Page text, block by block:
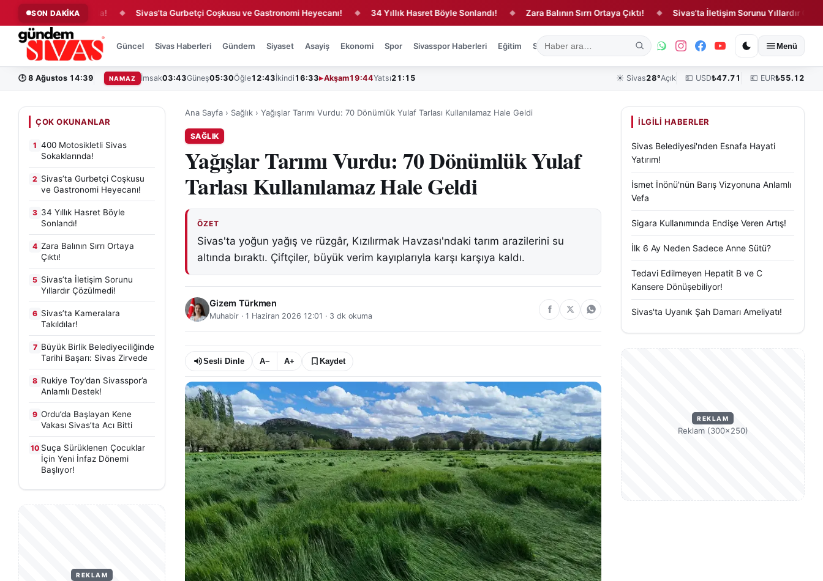
SON DAKİKA
Sokaklarında! Sivas’ta Gurbetçi Coşkusu ve Gastronomi Heyecanı! ◆ 34 Yıllık Hasret Böyle Sonlandı! ◆ Zara Balının Sırrı Ortaya Çıktı! ◆ Sivas’ta İletişim Sorunu Yıllardır Çözülmedi!
Güncel Sivas Haberleri Gündem Siyaset Asayiş Ekonomi Spor Sivasspor Haberleri Eğitim Sağlık Kültür, Sanat ve Tarih Yaşam Sivas Vefat Edenler Köşe
Menü
🕒 8 Ağustos 14:39 NAMAZ İmsak03:43Güneş05:30Öğle12:43İkindi 16:33 Akşam19:44Yatsı21:15 ☀️ Sivas28°Açık 💵 USD₺47.71 💶 EUR₺55.12
ÇOK OKUNANLAR
1 400 Motosikletli Sivas
Sokaklarında!
2 Sivas’ta Gurbetçi Coşkusu
ve Gastronomi Heyecanı!
3 34 Yıllık Hasret Böyle
Sonlandı!
4 Zara Balının Sırrı Ortaya
Çıktı!
5 Sivas’ta İletişim Sorunu
Yıllardır Çözülmedi!
6 Sivas’ta Kameralara
Takıldılar!
7 Büyük Birlik Belediyeciliğinde
Tarihi Başarı: Sivas Zirvede
8 Rukiye Toy’dan Sivasspor’a
Anlamlı Destek!
9 Ordu’da Başlayan Kene
Vakası Sivas’ta Acı Bitti
10 Suça Sürüklenen Çocuklar
İçin Yeni İnfaz Dönemi
Başlıyor!
REKLAM
Ana Sayfa › Sağlık › Yağışlar Tarımı Vurdu: 70 Dönümlük Yulaf Tarlası Kullanılamaz Hale Geldi
SAĞLIK
Yağışlar Tarımı Vurdu: 70 Dönümlük Yulaf
Tarlası Kullanılamaz Hale Geldi
ÖZET
Sivas'ta yoğun yağış ve rüzgâr, Kızılırmak Havzası'ndaki tarım arazilerini su
altında bıraktı. Çiftçiler, büyük verim kayıplarıyla karşı karşıya kaldı.
Gizem Türkmen
Muhabir · 1 Haziran 2026 12:01 · 3 dk okuma
Sesli Dinle A− A+ Kaydet
İLGILI HABERLER
Sivas Belediyesi'nden Esnafa Hayati
Yatırım!
İsmet İnönü'nün Barış Vizyonuna Anlamlı
Vefa
Sigara Kullanımında Endişe Veren Artış!
İlk 6 Ay Neden Sadece Anne Sütü?
Tedavi Edilmeyen Hepatit B ve C
Kansere Dönüşebiliyor!
Sivas'ta Uyanık Şah Damarı Ameliyatı!
REKLAM
Reklam (300×250)